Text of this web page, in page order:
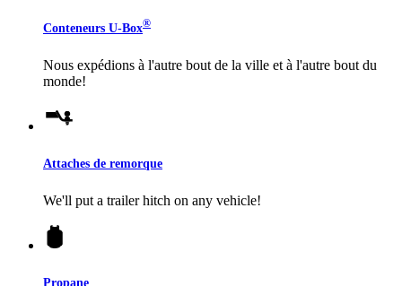
Conteneurs U-Box®
Nous expédions à l'autre bout de la ville et à l'autre bout du
monde!
Attaches de remorque
We'll put a trailer hitch on any vehicle!
Propane